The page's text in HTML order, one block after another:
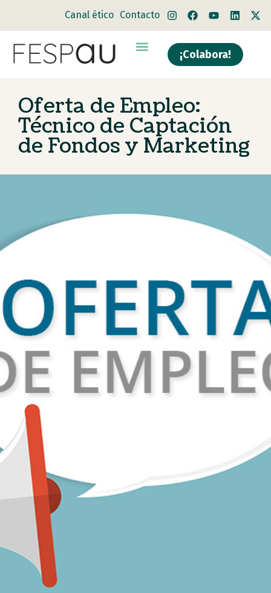
Canal ético Contacto
¡Colabora!
Oferta de Empleo:
Técnico de Captación
de Fondos y Marketing